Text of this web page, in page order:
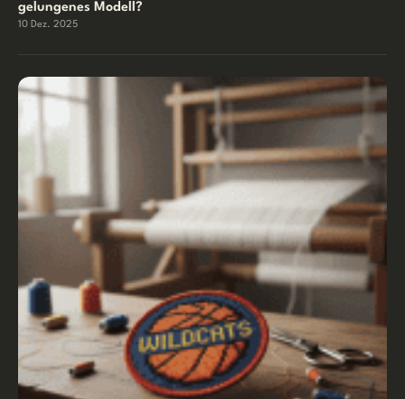
gelungenes Modell?
10 Dez. 2025